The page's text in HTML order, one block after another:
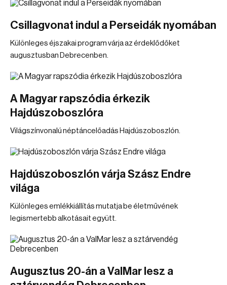
Csillagvonat indul a Perseidák nyomában
Különleges éjszakai program várja az érdeklődőket
augusztusban Debrecenben.
A Magyar rapszódia érkezik
Hajdúszoboszlóra
Világszínvonalú néptáncelőadás Hajdúszoboszlón.
Hajdúszoboszlón várja Szász Endre
világa
Különleges emlékkiállítás mutatja be életművének
legismertebb alkotásait együtt.
Augusztus 20-án a ValMar lesz a